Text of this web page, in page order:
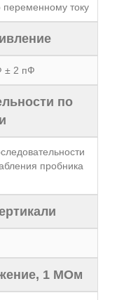
переменному току
± 2 пФ
по
пробника
1 МОм